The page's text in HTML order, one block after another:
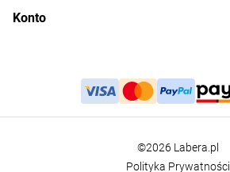
Konto
©2026 Labera.pl
Polityka Prywatności